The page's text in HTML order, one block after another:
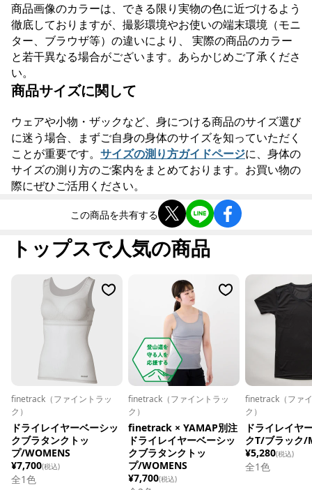
商品画像のカラーは、できる限り実物の色に近づけるよう
徹底しておりますが、撮影環境やお使いの端末環境（モニ
ター、ブラウザ等）の違いにより、 実際の商品のカラー
と若干異なる場合がございます。あらかじめご了承くださ
い。
商品サイズに関して
ウェアや小物・ザックなど、身につける商品のサイズ選び
に迷う場合、まずご自身の身体のサイズを知っていただく
ことが重要です。 サイズの測り方ガイドページに、身体の
サイズの測り方のご案内をまとめております。お買い物の
際にぜひご活用ください。
この商品を共有する
トップスで人気の商品
finetrack（ファイントラッ
ク）
ドライレイヤーベーシッ
クブラタンクトッ
プ/WOMENS
¥7,700(税込)
全1色
finetrack（ファイントラッ
ク）
finetrack × YAMAP別注
ドライレイヤーベーシッ
クブラタンクトッ
プ/WOMENS
¥7,700(税込)
finetrack（ファ
ク）
ドライレイヤ
クT/ブラック/
¥5,280(税込)
全1色